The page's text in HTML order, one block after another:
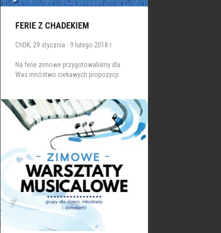
FERIE Z CHADEKIEM
ChDK, 29 stycznia - 9 lutego 2018 r.
Na ferie zimowe przygotowaliśmy dla
Was mnóstwo ciekawych propozycji.